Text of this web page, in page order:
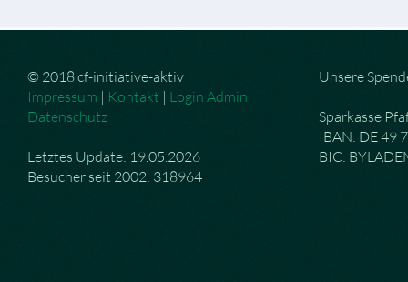
© 2018 cf-initiative-aktiv
Impressum | Kontakt | Login Admin
Datenschutz
Letztes Update: 19.05.2026
Besucher seit 2002: 318964
Unsere
Sparkasse
IBAN: DE 49
BIC: